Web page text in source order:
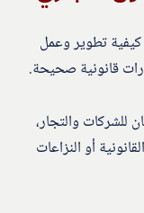
كيفية تطوير وعمل
قانونية صحيحة.
للشركات والتجار،
أو النزاعات